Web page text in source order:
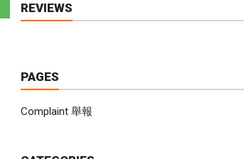
REVIEWS
PAGES
Complaint 舉報